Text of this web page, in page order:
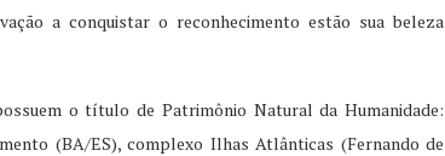
a conquistar o reconhecimento estão sua beleza
o título de Patrimônio Natural da Humanidade:
(BA/ES), complexo Ilhas Atlânticas (Fernando de